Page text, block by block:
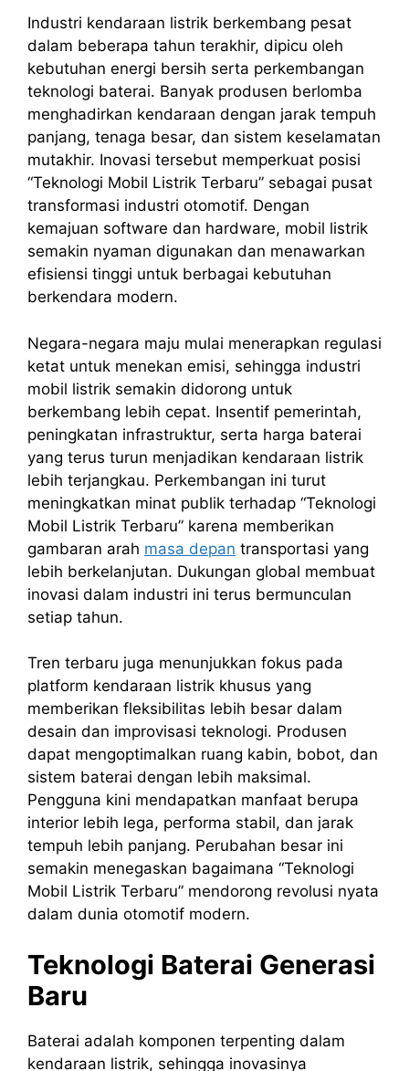
Industri kendaraan listrik berkembang pesat
dalam beberapa tahun terakhir, dipicu oleh
kebutuhan energi bersih serta perkembangan
teknologi baterai. Banyak produsen berlomba
menghadirkan kendaraan dengan jarak tempuh
panjang, tenaga besar, dan sistem keselamatan
mutakhir. Inovasi tersebut memperkuat posisi
“Teknologi Mobil Listrik Terbaru” sebagai pusat
transformasi industri otomotif. Dengan
kemajuan software dan hardware, mobil listrik
semakin nyaman digunakan dan menawarkan
efisiensi tinggi untuk berbagai kebutuhan
berkendara modern.
Negara-negara maju mulai menerapkan regulasi
ketat untuk menekan emisi, sehingga industri
mobil listrik semakin didorong untuk
berkembang lebih cepat. Insentif pemerintah,
peningkatan infrastruktur, serta harga baterai
yang terus turun menjadikan kendaraan listrik
lebih terjangkau. Perkembangan ini turut
meningkatkan minat publik terhadap “Teknologi
Mobil Listrik Terbaru” karena memberikan
gambaran arah masa depan transportasi yang
lebih berkelanjutan. Dukungan global membuat
inovasi dalam industri ini terus bermunculan
setiap tahun.
Tren terbaru juga menunjukkan fokus pada
platform kendaraan listrik khusus yang
memberikan fleksibilitas lebih besar dalam
desain dan improvisasi teknologi. Produsen
dapat mengoptimalkan ruang kabin, bobot, dan
sistem baterai dengan lebih maksimal.
Pengguna kini mendapatkan manfaat berupa
interior lebih lega, performa stabil, dan jarak
tempuh lebih panjang. Perubahan besar ini
semakin menegaskan bagaimana “Teknologi
Mobil Listrik Terbaru” mendorong revolusi nyata
dalam dunia otomotif modern.
Teknologi Baterai Generasi
Baru
Baterai adalah komponen terpenting dalam
kendaraan listrik, sehingga inovasinya